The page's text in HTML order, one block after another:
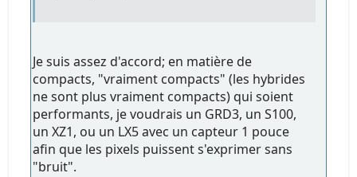
Je suis assez d'accord; en matière de
compacts, "vraiment compacts" (les hybrides
ne sont plus vraiment compacts) qui soient
performants, je voudrais un GRD3, un S100,
un XZ1, ou un LX5 avec un capteur 1 pouce
afin que les pixels puissent s'exprimer sans
"bruit".